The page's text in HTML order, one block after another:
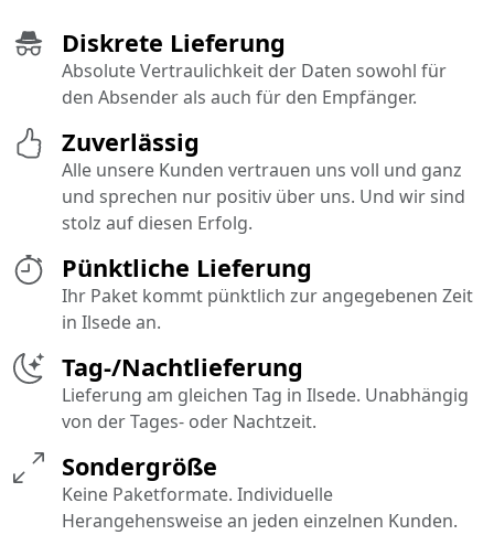
Pünktliche Lieferung
Ihr Paket kommt pünktlich zur angegebenen Zeit
in Ilsede an.
Diskrete Lieferung
Absolute Vertraulichkeit der Daten sowohl für
den Absender als auch für den Empfänger.
Tag-/Nachtlieferung
Lieferung am gleichen Tag in Ilsede. Unabhängig
von der Tages- oder Nachtzeit.
Sondergröße
Keine Paketformate. Individuelle
Herangehensweise an jeden einzelnen Kunden.
Zuverlässig
Alle unsere Kunden vertrauen uns voll und ganz
und sprechen nur positiv über uns. Und wir sind
stolz auf diesen Erfolg.